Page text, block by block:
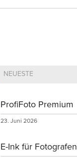
NEUESTE
ProfiFoto Premium
23. Juni 2026
E-Ink für Fotografen